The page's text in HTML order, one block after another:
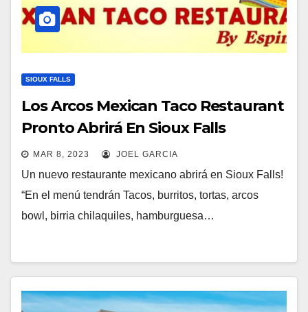
SIOUX FALLS
Los Arcos Mexican Taco Restaurant
Pronto Abrirá En Sioux Falls
MAR 8, 2023 JOEL GARCIA
Un nuevo restaurante mexicano abrirá en Sioux Falls!
“En el menú tendrán Tacos, burritos, tortas, arcos
bowl, birria chilaquiles, hamburguesa…